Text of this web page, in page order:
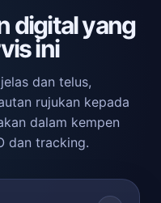
digital yang
ini
dan telus,
rujukan kepada
dalam kempen
dan tracking.